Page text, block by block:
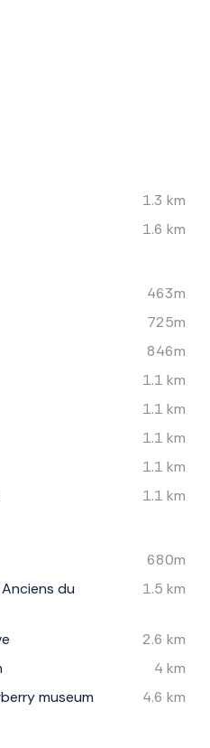
1.3 km
1.6 km
463m
725m
846m
1.1 km
1.1 km
1.1 km
1.1 km
1.1 km
680m
du
1.5 km
2.6 km
4 km
museum
4.6 km